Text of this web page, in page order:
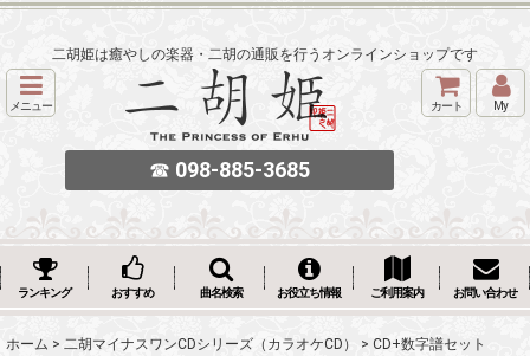
二胡姫は癒やしの楽器・二胡の通販を行うオンラインショップです
メニュー
☎ 098-885-3685
カート My
ランキング おすすめ 曲名検索 お役立ち情報 ご利用案内 お問い合わせ
ホーム > 二胡マイナスワンCDシリーズ（カラオケCD） > CD+数字譜セット